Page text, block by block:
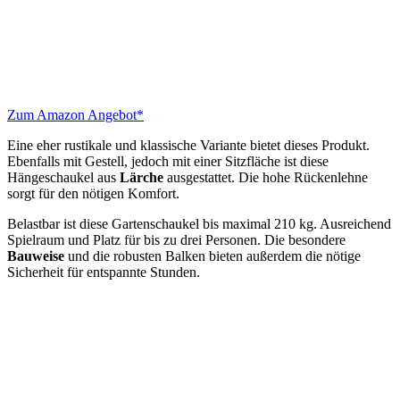
Zum Amazon Angebot*
Eine eher rustikale und klassische Variante bietet dieses Produkt.
Ebenfalls mit Gestell, jedoch mit einer Sitzfläche ist diese
Hängeschaukel aus Lärche ausgestattet. Die hohe Rückenlehne
sorgt für den nötigen Komfort.
Belastbar ist diese Gartenschaukel bis maximal 210 kg. Ausreichend
Spielraum und Platz für bis zu drei Personen. Die besondere
Bauweise und die robusten Balken bieten außerdem die nötige
Sicherheit für entspannte Stunden.